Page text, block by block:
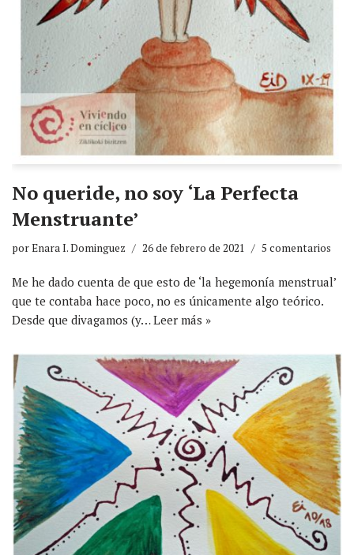
No queride, no soy ‘La Perfecta
Menstruante’
porEnara I. Dominguez 26 de febrero de 2021 5 comentarios
Me he dado cuenta de que esto de ‘la hegemonía menstrual’
que te contaba hace poco, no es únicamente algo teórico.
Desde que divagamos (y…Leer más »